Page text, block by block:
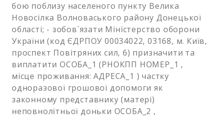
бою поблизу населеного пункту Велика
Новосілка Волноваського району Донецької
області; - зобов`язати Міністерство оборони
України (код ЄДРПОУ 00034022, 03168, м. Київ,
проспект Повітряних сил, 6) призначити та
виплатити ОСОБА_1 (РНОКПП НОМЕР_1 ,
місце проживання: АДРЕСА_1 ) частку
одноразової грошової допомоги як
законному представнику (матері)
неповнолітньої доньки ОСОБА_2 ,